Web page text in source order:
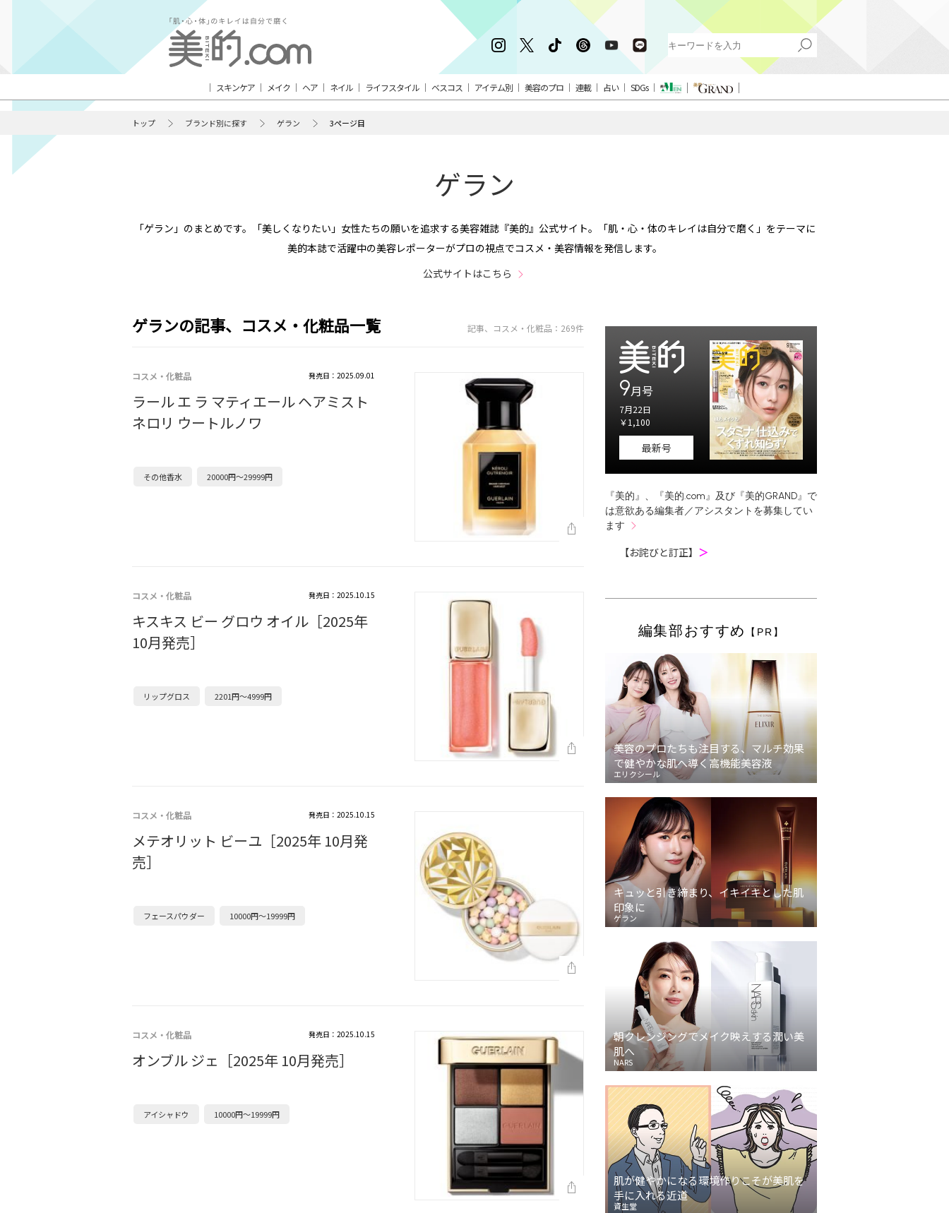
スキンケア メイク ヘア ネイル ライフスタイル ベスコス アイテム別 美容のプロ 連載 占い SDGs
トップ ブランド別に探す ゲラン 3ページ目
ゲラン
「ゲラン」のまとめです。「美しくなりたい」女性たちの願いを追求する美容雑誌『美的』公式サイト。「肌・心・体のキレイは自分で磨く」をテーマに
美的本誌で活躍中の美容レポーターがプロの視点でコスメ・美容情報を発信します。
公式サイトはこちら
ゲランの記事、コスメ・化粧品一覧 記事、コスメ・化粧品：269件
コスメ・化粧品 発売日：2025.09.01
ラール エ ラ マティエール ヘアミスト
ネロリ ウートルノワ
その他香水 20000円～29999円
コスメ・化粧品 発売日：2025.10.15
キスキス ビー グロウ オイル［2025年
10月発売］
リップグロス 2201円～4999円
コスメ・化粧品 発売日：2025.10.15
メテオリット ビーユ［2025年 10月発
売］
フェースパウダー 10000円～19999円
コスメ・化粧品 発売日：2025.10.15
オンブル ジェ［2025年 10月発売］
アイシャドウ 10000円～19999円
9月号
7月22日
￥1,100
最新号
『美的』、『美的.com』及び『美的GRAND』で
は意欲ある編集者／アシスタントを募集してい
ます
【お詫びと訂正】 ＞
編集部おすすめ 【PR】
美容のプロたちも注目する、マルチ効果
で健やかな肌へ導く高機能美容液
エリクシール
キュッと引き締まり、イキイキとした肌
印象に
ゲラン
朝クレンジングでメイク映えする潤い美
肌へ
NARS
肌が健やかになる環境作りこそが美肌を
手に入れる近道
資生堂